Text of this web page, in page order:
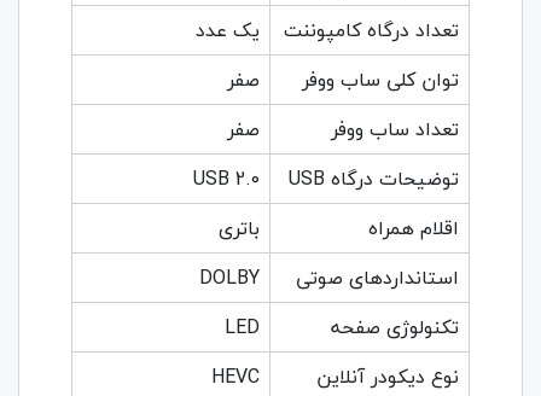
تعداد درگاه کامپوننت
یک عدد
توان کلی ساب ووفر
صفر
تعداد ساب ووفر
صفر
توضیحات درگاه USB
USB 2.0
اقلام همراه
باتری
استانداردهای صوتی
DOLBY
تکنولوژی صفحه
LED
نوع دیکودر آنلاین
HEVC